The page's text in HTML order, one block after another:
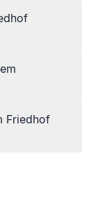
Friedhof